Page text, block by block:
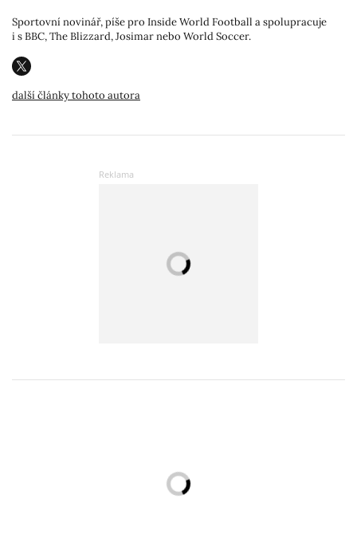
Sportovní novinář, píše pro Inside World Football a spolupracuje
i s BBC, The Blizzard, Josimar nebo World Soccer.
další články tohoto autora